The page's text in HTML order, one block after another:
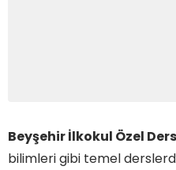
Beyşehir İlkokul Özel Ders
bilimleri gibi temel